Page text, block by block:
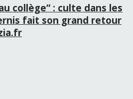
collège” : culte dans les
fait son grand retour